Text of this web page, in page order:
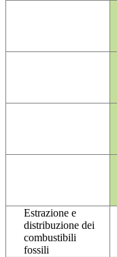
Estrazione e
distribuzione dei
combustibili
fossili